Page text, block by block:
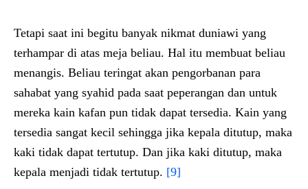
Tetapi saat ini begitu banyak nikmat duniawi yang
terhampar di atas meja beliau. Hal itu membuat beliau
menangis. Beliau teringat akan pengorbanan para
sahabat yang syahid pada saat peperangan dan untuk
mereka kain kafan pun tidak dapat tersedia. Kain yang
tersedia sangat kecil sehingga jika kepala ditutup, maka
kaki tidak dapat tertutup. Dan jika kaki ditutup, maka
kepala menjadi tidak tertutup. [9]